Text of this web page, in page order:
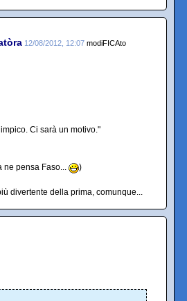
12/08/2012, 12:07 modiFICAto
Ci sarà un motivo."
ne pensa Faso... )
divertente della prima, comunque...